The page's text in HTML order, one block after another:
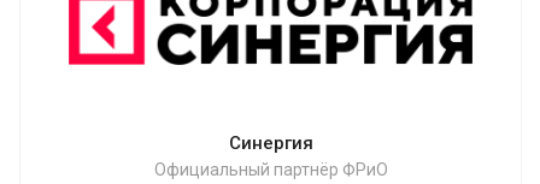
Синергия
Официальный партнёр ФРиО